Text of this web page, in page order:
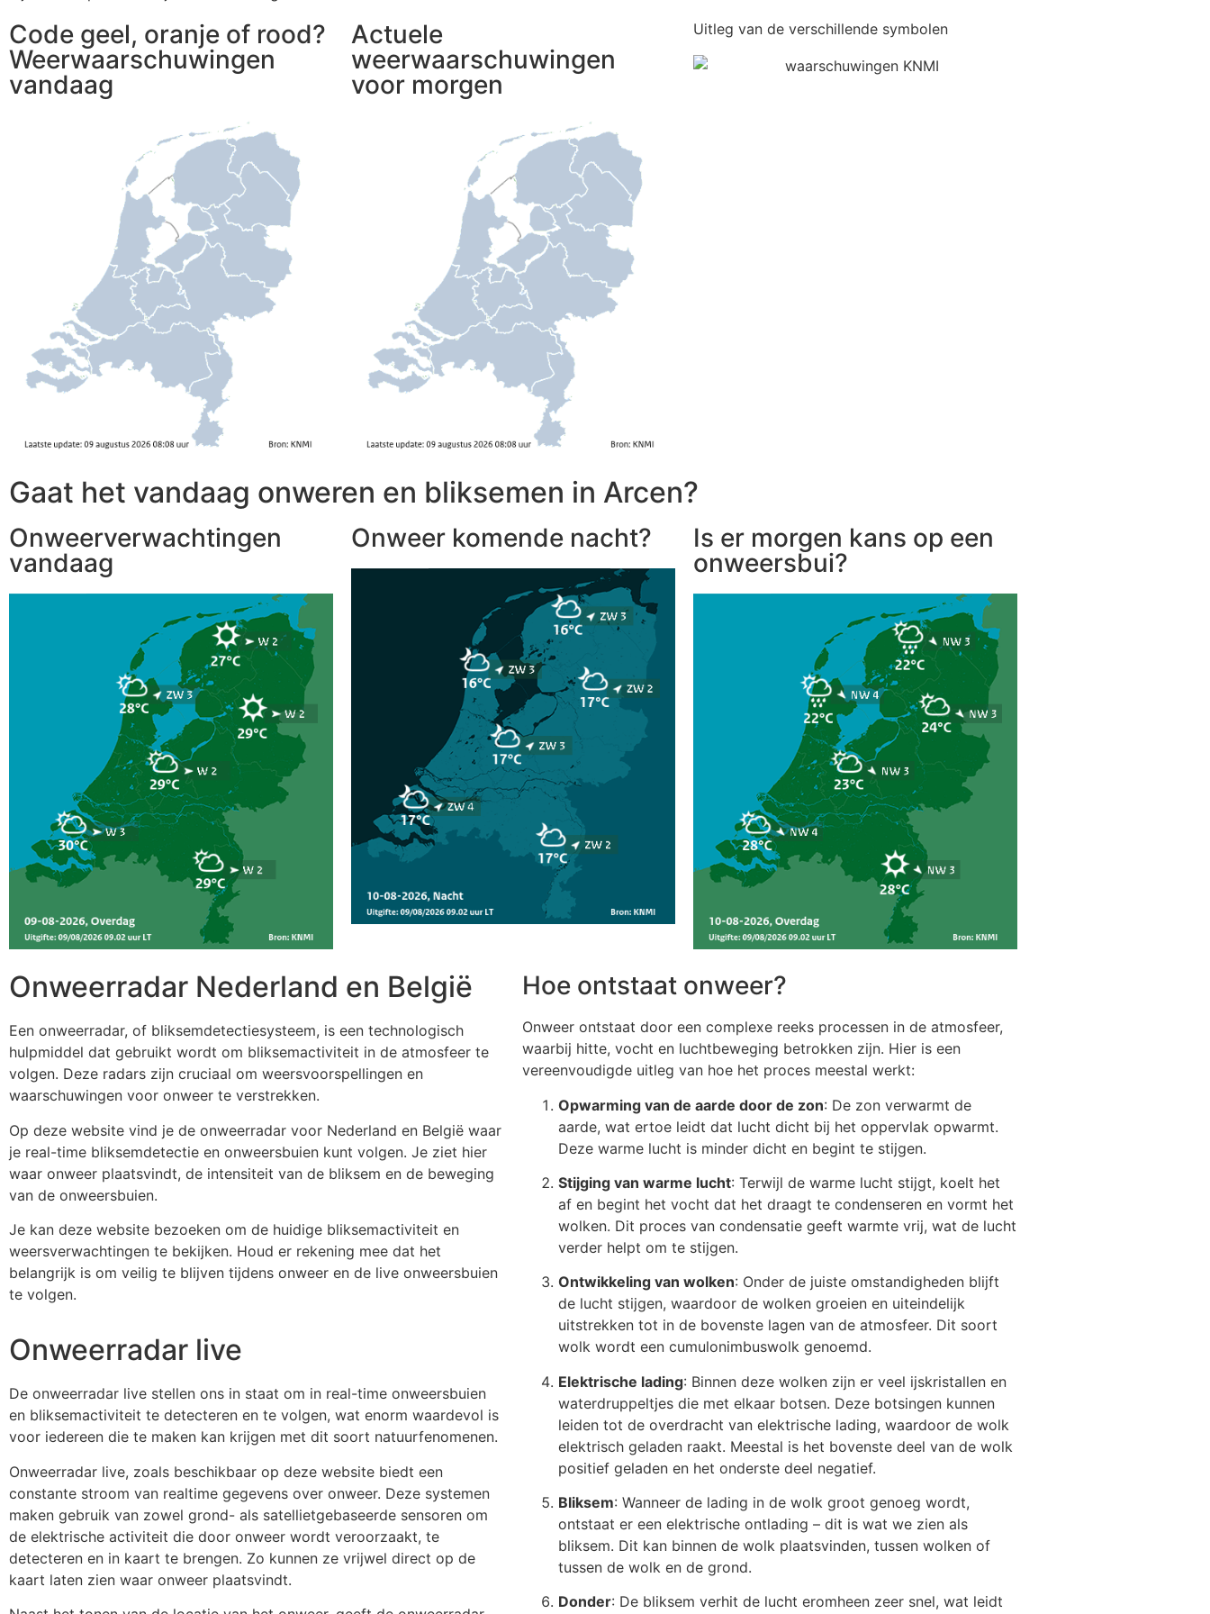
Code geel, oranje of rood?
Weerwaarschuwingen
vandaag
Actuele
weerwaarschuwingen
voor morgen
Uitleg van de verschillende symbolen
Gaat het vandaag onweren en bliksemen in Arcen?
Onweerverwachtingen
vandaag
Onweer komende nacht?
Is er morgen kans op een
onweersbui?
Onweerradar Nederland en België
Een onweerradar, of bliksemdetectiesysteem, is een technologisch
hulpmiddel dat gebruikt wordt om bliksemactiviteit in de atmosfeer te
volgen. Deze radars zijn cruciaal om weersvoorspellingen en
waarschuwingen voor onweer te verstrekken.
Op deze website vind je de onweerradar voor Nederland en België waar
je real-time bliksemdetectie en onweersbuien kunt volgen. Je ziet hier
waar onweer plaatsvindt, de intensiteit van de bliksem en de beweging
van de onweersbuien.
Je kan deze website bezoeken om de huidige bliksemactiviteit en
weersverwachtingen te bekijken. Houd er rekening mee dat het
belangrijk is om veilig te blijven tijdens onweer en de live onweersbuien
te volgen.
Onweerradar live
De onweerradar live stellen ons in staat om in real-time onweersbuien
en bliksemactiviteit te detecteren en te volgen, wat enorm waardevol is
voor iedereen die te maken kan krijgen met dit soort natuurfenomenen.
Onweerradar live, zoals beschikbaar op deze website biedt een
constante stroom van realtime gegevens over onweer. Deze systemen
maken gebruik van zowel grond- als satellietgebaseerde sensoren om
de elektrische activiteit die door onweer wordt veroorzaakt, te
detecteren en in kaart te brengen. Zo kunnen ze vrijwel direct op de
kaart laten zien waar onweer plaatsvindt.
Hoe ontstaat onweer?
Onweer ontstaat door een complexe reeks processen in de atmosfeer,
waarbij hitte, vocht en luchtbeweging betrokken zijn. Hier is een
vereenvoudigde uitleg van hoe het proces meestal werkt:
Opwarming van de aarde door de zon: De zon verwarmt de
aarde, wat ertoe leidt dat lucht dicht bij het oppervlak opwarmt.
Deze warme lucht is minder dicht en begint te stijgen.
Stijging van warme lucht: Terwijl de warme lucht stijgt, koelt het
af en begint het vocht dat het draagt ​​te condenseren en vormt het
wolken. Dit proces van condensatie geeft warmte vrij, wat de lucht
verder helpt om te stijgen.
Ontwikkeling van wolken: Onder de juiste omstandigheden blijft
de lucht stijgen, waardoor de wolken groeien en uiteindelijk
uitstrekken tot in de bovenste lagen van de atmosfeer. Dit soort
wolk wordt een cumulonimbuswolk genoemd.
Elektrische lading: Binnen deze wolken zijn er veel ijskristallen en
waterdruppeltjes die met elkaar botsen. Deze botsingen kunnen
leiden tot de overdracht van elektrische lading, waardoor de wolk
elektrisch geladen raakt. Meestal is het bovenste deel van de wolk
positief geladen en het onderste deel negatief.
Bliksem: Wanneer de lading in de wolk groot genoeg wordt,
ontstaat er een elektrische ontlading – dit is wat we zien als
bliksem. Dit kan binnen de wolk plaatsvinden, tussen wolken of
tussen de wolk en de grond.
Donder: De bliksem verhit de lucht eromheen zeer snel, wat leidt